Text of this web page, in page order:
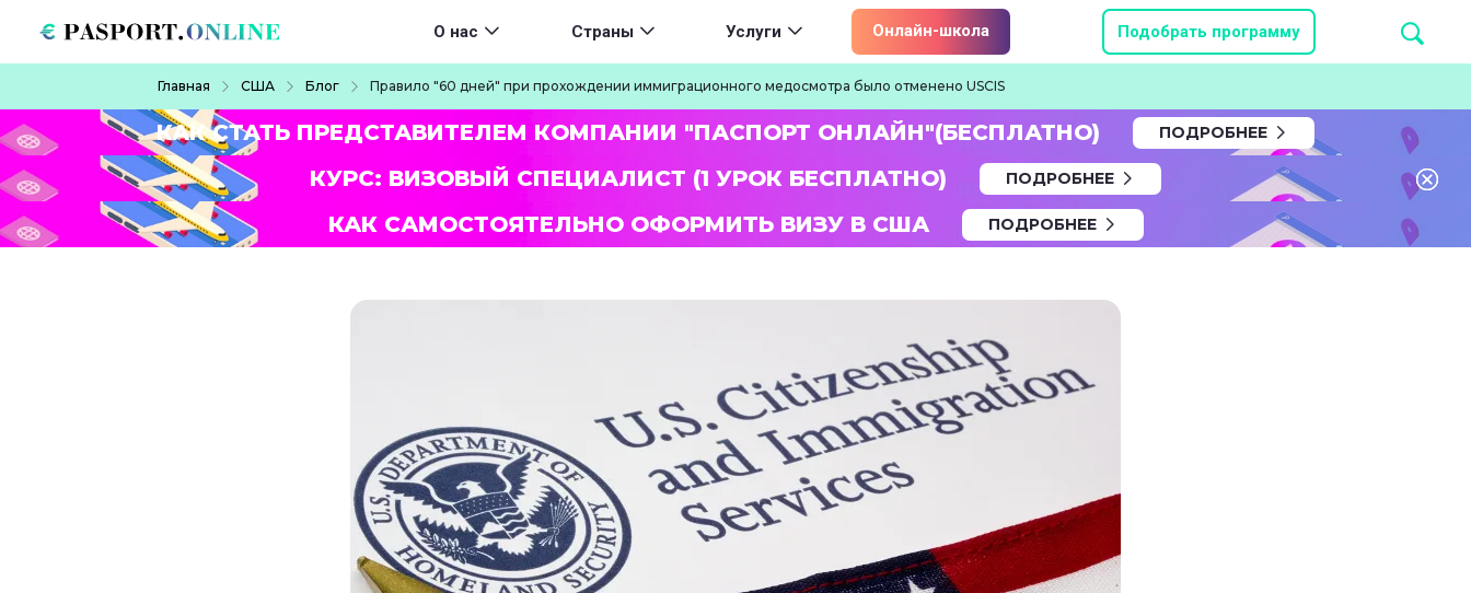
Main navigation
О нас Страны Услуги Онлайн-школа Подобрать программу
Главная США Блог Правило "60 дней" при прохождении иммиграционного медосмотра было отменено USCIS
КАК СТАТЬ ПРЕДСТАВИТЕЛЕМ КОМПАНИИ "ПАСПОРТ ОНЛАЙН"(БЕСПЛАТНО) ПОДРОБНЕЕ
КУРС: ВИЗОВЫЙ СПЕЦИАЛИСТ (1 УРОК БЕСПЛАТНО) ПОДРОБНЕЕ
КАК САМОСТОЯТЕЛЬНО ОФОРМИТЬ ВИЗУ В США ПОДРОБНЕЕ